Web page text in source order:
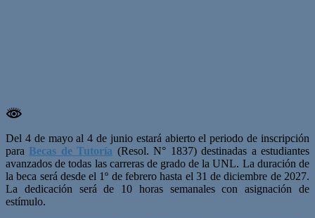
Del 4 de mayo al 4 de junio estará abierto el periodo de inscripción
para Becas de Tutoría (Resol. N° 1837) destinadas a estudiantes
avanzados de todas las carreras de grado de la UNL. La duración de
la beca será desde el 1º de febrero hasta el 31 de diciembre de 2027.
La dedicación será de 10 horas semanales con asignación de
estímulo.